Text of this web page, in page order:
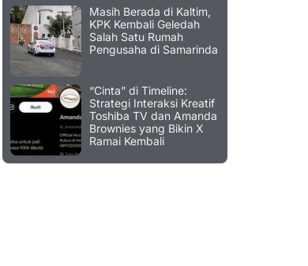
Masih Berada di Kaltim,
KPK Kembali Geledah
Salah Satu Rumah
Pengusaha di Samarinda
“Cinta” di Timeline:
Strategi Interaksi Kreatif
Toshiba TV dan Amanda
Brownies yang Bikin X
Ramai Kembali